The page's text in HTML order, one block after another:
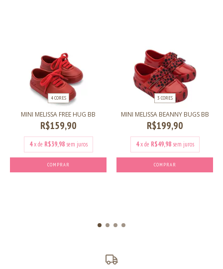
4 CORES
MINI MELISSA FREE HUG BB
R$159,90
4 x de R$39,98 sem juros
COMPRAR
3 CORES
MINI MELISSA BEANNY BUGS BB
R$199,90
4 x de R$49,98 sem juros
COMPRAR